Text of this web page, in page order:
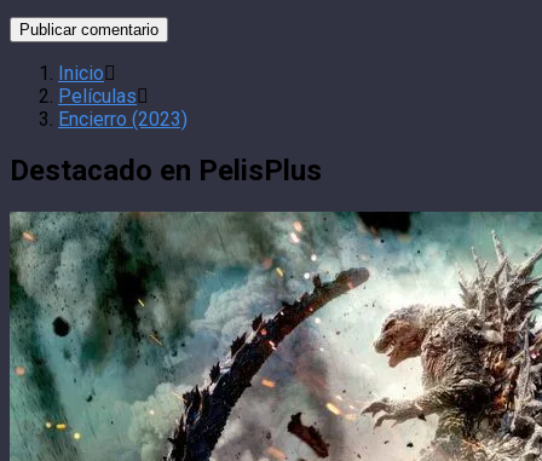
Inicio
Películas
Encierro (2023)
Destacado en PelisPlus